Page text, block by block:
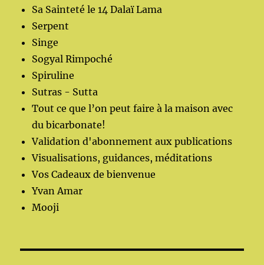
Sa Sainteté le 14 Dalaï Lama
Serpent
Singe
Sogyal Rimpoché
Spiruline
Sutras - Sutta
Tout ce que l’on peut faire à la maison avec
du bicarbonate!
Validation d'abonnement aux publications
Visualisations, guidances, méditations
Vos Cadeaux de bienvenue
Yvan Amar
Mooji